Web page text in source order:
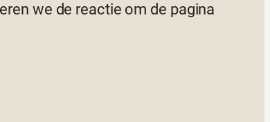
we de reactie om de pagina